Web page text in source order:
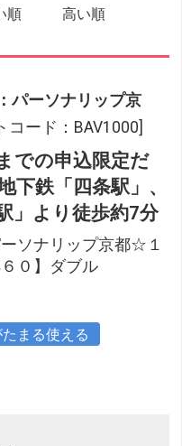
順 高い順
パーソナリップ京
コード：BAV1000]
での申込限定だ
下鉄「四条駅」、
」より徒歩約7分
ソナリップ京都☆１
０】ダブル
まる使える